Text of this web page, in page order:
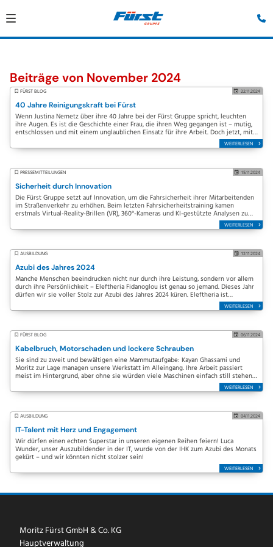
Beiträge von November 2024
FÜRST BLOG 22.11.2024
40 Jahre Reinigungskraft bei Fürst
Wenn Justina Nemetz über ihre 40 Jahre bei der Fürst Gruppe spricht, leuchten
ihre Augen. Es ist die Geschichte einer Frau, die ihren Weg gegangen ist – mutig,
entschlossen und mit einem unglaublichen Einsatz für ihre Arbeit. Doch jetzt, mit
WEITERLESEN
PRESSEMITTEILUNGEN 15.11.2024
Sicherheit durch Innovation
Die Fürst Gruppe setzt auf Innovation, um die Fahrsicherheit ihrer Mitarbeitenden
im Straßenverkehr zu erhöhen. Beim letzten Fahrsicherheitstraining kamen
erstmals Virtual-Reality-Brillen (VR), 360°-Kameras und KI-gestützte Analysen zum
WEITERLESEN
AUSBILDUNG 12.11.2024
Azubi des Jahres 2024
Manche Menschen beeindrucken nicht nur durch ihre Leistung, sondern vor allem
durch ihre Persönlichkeit – Eleftheria Fidanoglou ist genau so jemand. Dieses Jahr
dürfen wir sie voller Stolz zur Azubi des Jahres 2024 küren. Eleftheria ist
WEITERLESEN
FÜRST BLOG 06.11.2024
Kabelbruch, Motorschaden und lockere Schrauben
Sie sind zu zweit und bewältigen eine Mammutaufgabe: Kayan Ghassami und
Moritz zur Lage managen unsere Werkstatt im Alleingang. Ihre Arbeit passiert
meist im Hintergrund, aber ohne sie würden viele Maschinen einfach still stehen.
WEITERLESEN
AUSBILDUNG 04.11.2024
IT-Talent mit Herz und Engagement
Wir dürfen einen echten Superstar in unseren eigenen Reihen feiern! Luca
Wunder, unser Auszubildender in der IT, wurde von der IHK zum Azubi des Monats
gekürt – und wir könnten nicht stolzer sein!
WEITERLESEN
Moritz Fürst GmbH & Co. KG
Hauptverwaltung